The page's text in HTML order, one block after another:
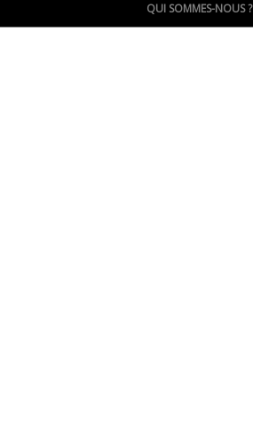
QUI SOMMES-NOUS ?